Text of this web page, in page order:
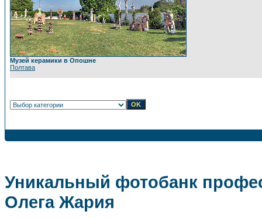
Музей керамики в Опошне
Полтава
Уникальный фотобанк
Олега Жария